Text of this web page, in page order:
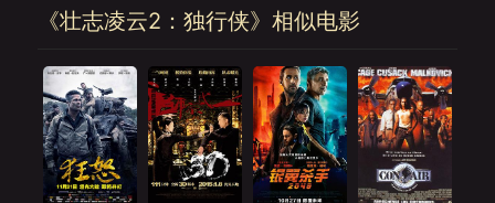
《壮志凌云2：独行侠》相似电影